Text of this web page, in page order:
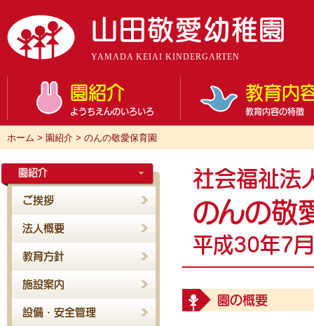
山田敬愛幼稚園
YAMADA KEIAI KINDERGARTEN
園紹介
ようちえんのいろいろ
教育内
教育内容の特徴
ホーム > 園紹介 > のんの敬愛保育園
社会福祉法
のんの敬
平成30年7
園の概要
園紹介
ご挨拶
法人概要
教育方針
施設案内
設備・安全管理